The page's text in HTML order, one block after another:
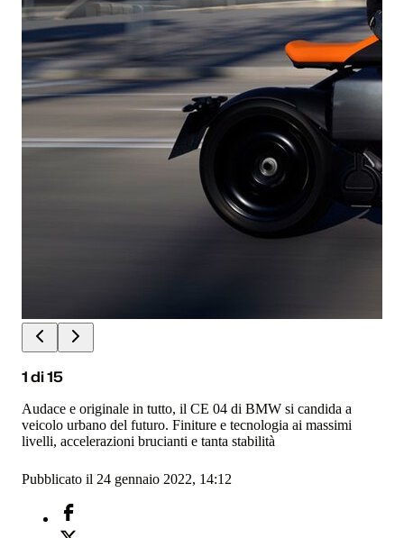
1di15
Audace e originale in tutto, il CE 04 di BMW si candida a
veicolo urbano del futuro. Finiture e tecnologia ai massimi
livelli, accelerazioni brucianti e tanta stabilità
Pubblicato il 24 gennaio 2022, 14:12